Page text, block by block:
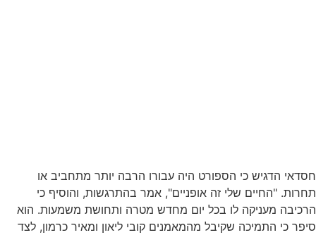
חסדאי הדגיש כי הספורט היה עבורו הרבה יותר מתחביב או
תחרות. "החיים שלי זה אופניים", אמר בהתרגשות, והוסיף כי
הרכיבה מעניקה לו בכל יום מחדש מטרה ותחושת משמעות. הוא
סיפר כי התמיכה שקיבל מהמאמנים קובי ליאון ומאיר כרמון, לצד